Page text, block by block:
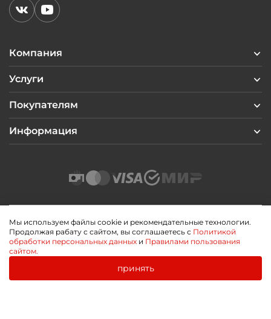
Компания
Услуги
Покупателям
Информация
2026 © Профиль Центр
Политика конфиденциальности
Разработано
0
Мы используем файлы cookie и рекомендательные технологии.
Продолжая рабату с сайтом, вы соглашаетесь с Политикой
обработки персональных данных и Правилами пользования
сайтом.
принять